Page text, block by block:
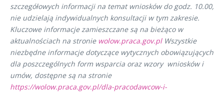
szczegółowych informacji na temat wniosków do godz. 10.00,
nie udzielają indywidualnych konsultacji w tym zakresie.
Kluczowe informacje zamieszczane są na bieżąco w
aktualnościach na stronie wolow.praca.gov.plWszystkie
niezbędne informacje dotyczące wytycznych obowiązujących
dla poszczególnych form wsparcia oraz wzory wniosków i
umów, dostępne są na stronie
https://wolow.praca.gov.pl/dla-pracodawcow-i-